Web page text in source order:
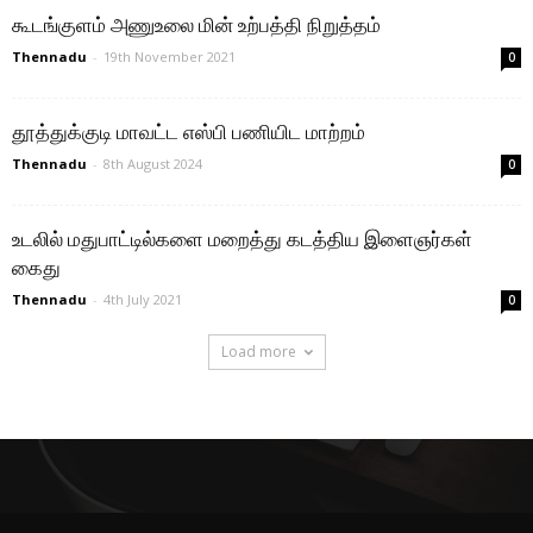
கூடங்குளம் அணுஉலை மின் உற்பத்தி நிறுத்தம்
Thennadu - 19th November 2021 0
தூத்துக்குடி மாவட்ட எஸ்பி பணியிட மாற்றம்
Thennadu - 8th August 2024 0
உடலில் மதுபாட்டில்களை மறைத்து கடத்திய இளைஞர்கள்
கைது
Thennadu - 4th July 2021 0
Load more